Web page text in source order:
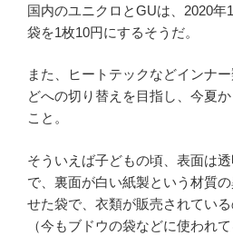
国内のユニクロとGUは、2020年
袋を1枚10円にするそうだ。
また、ヒートテックなどインナ
どへの切り替えを目指し、今夏
こと。
そういえば子どもの頃、表面は
で、裏面が白い紙製という材質
せた袋で、衣類が販売されてい
（今もブドウの袋などに使われて